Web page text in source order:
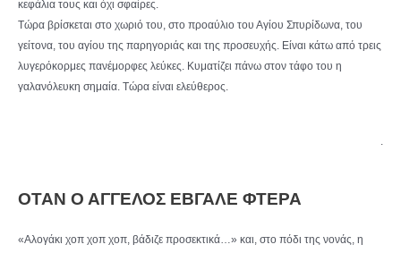
κεφάλια τους και όχι σφαίρες.
Τώρα βρίσκεται στο χωριό του, στο προαύλιο του Αγίου Σπυρίδωνα, του
γείτονα, του αγίου της παρηγοριάς και της προσευχής. Είναι κάτω από τρεις
λυγερόκορμες πανέμορφες λεύκες. Κυματίζει πάνω στον τάφο του η
γαλανόλευκη σημαία. Τώρα είναι ελεύθερος.
.
ΟΤΑΝ Ο ΑΓΓΕΛΟΣ ΕΒΓΑΛΕ ΦΤΕΡΑ
«Αλογάκι χοπ χοπ χοπ, βάδιζε προσεκτικά…» και, στο πόδι της νονάς, η